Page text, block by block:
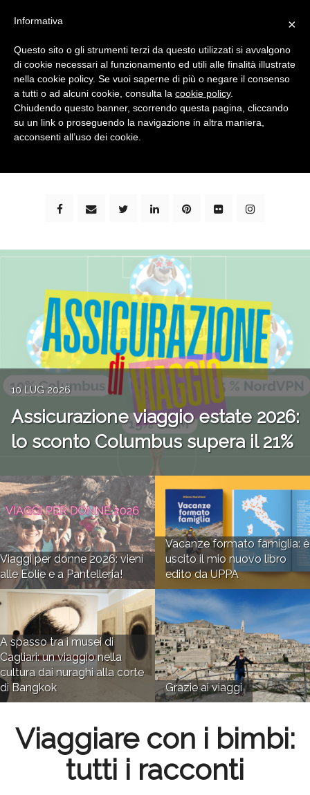
bimbi e viaggi - family travel blog: community #1 in
10 LUG 2026
Assicurazione viaggio estate 2026:
lo sconto Columbus supera il 21%
Viaggi per donne 2026: vieni
alle Eolie e a Pantelleria!
Vacanze formato famiglia: è
uscito il mio nuovo libro
edito da UPPA
A spasso tra i musei di
Cagliari: un viaggio nella
cultura dai nuraghi alla corte
di Bangkok
Grazie ai viaggi
Viaggiare con i bimbi:
tutti i racconti
×
Informativa
Questo sito o gli strumenti terzi da questo utilizzati si avvalgono
di cookie necessari al funzionamento ed utili alle finalità illustrate
nella cookie policy. Se vuoi saperne di più o negare il consenso
a tutti o ad alcuni cookie, consulta la cookie policy.
Chiudendo questo banner, scorrendo questa pagina, cliccando
su un link o proseguendo la navigazione in altra maniera,
acconsenti all’uso dei cookie.